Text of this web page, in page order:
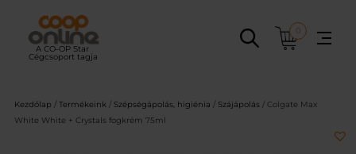
tartalomhoz
0
Kezdőlap / Termékeink / Szépségápolás, higiénia / Szájápolás / Colgate Max
White White + Crystals fogkrém 75ml